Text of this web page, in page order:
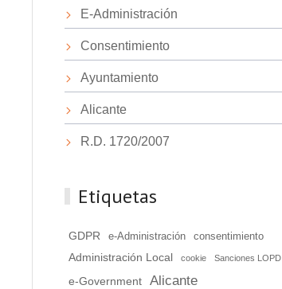
E-Administración
Consentimiento
Ayuntamiento
Alicante
R.D. 1720/2007
Etiquetas
GDPR e-Administración consentimiento
Administración Local cookie Sanciones LOPD
e-Government Alicante